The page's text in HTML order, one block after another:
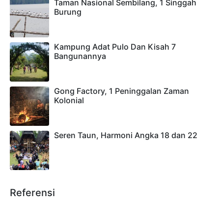
Taman Nasional Sembilang, 1 Singgah
Burung
Kampung Adat Pulo Dan Kisah 7
Bangunannya
Gong Factory, 1 Peninggalan Zaman
Kolonial
Seren Taun, Harmoni Angka 18 dan 22
Referensi